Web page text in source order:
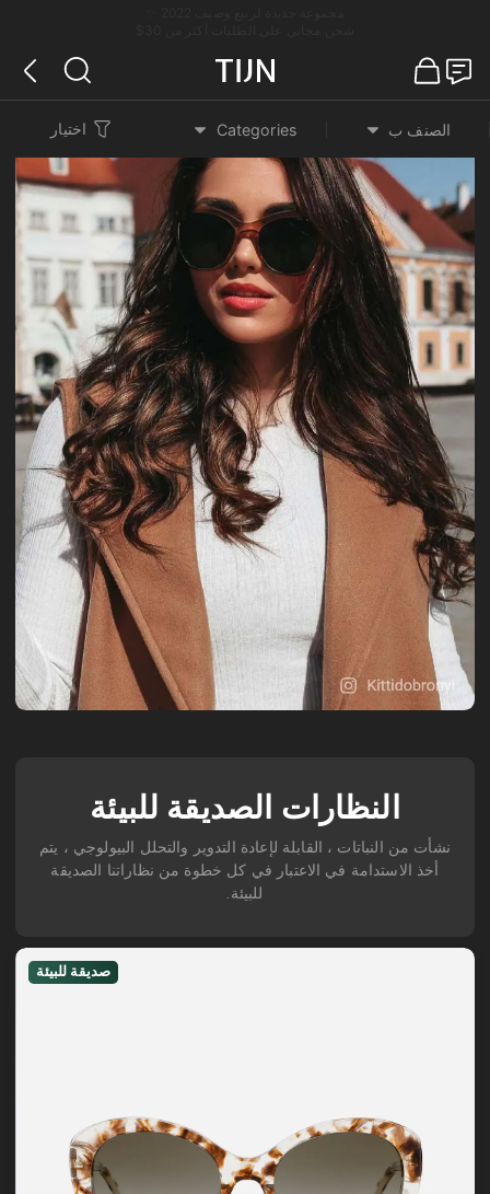
الصنف ب Categories اختيار
النظارات الصديقة للبيئة
نشأت من النباتات ، القابلة لإعادة التدوير والتحلل البيولوجي ، يتم
أخذ الاستدامة في الاعتبار في كل خطوة من نظاراتنا الصديقة
للبيئة.
صديقة للبيئة